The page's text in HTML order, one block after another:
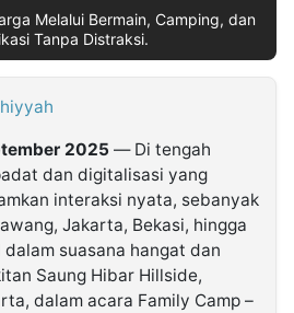
Melalui Bermain, Camping, dan
Tanpa Distraksi.
2025 — Di tengah
dan digitalisasi yang
interaksi nyata, sebanyak
Jakarta, Bekasi, hingga
suasana hangat dan
Saung Hibar Hillside,
dalam acara Family Camp –